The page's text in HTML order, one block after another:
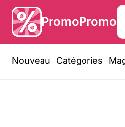
PromoPromo
Nouveau Catégories